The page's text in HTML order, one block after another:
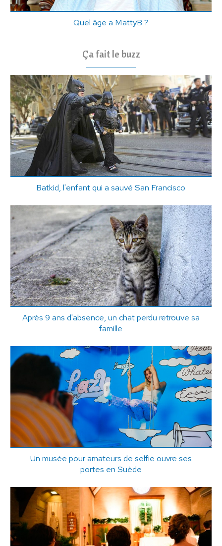
Quel âge a MattyB ?
Ça fait le buzz
Batkid, l'enfant qui a sauvé San Francisco
Après 9 ans d'absence, un chat perdu retrouve sa
famille
Un musée pour amateurs de selfie ouvre ses
portes en Suède